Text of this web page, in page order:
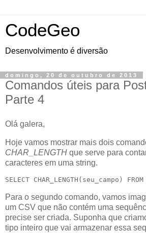
CodeGeo
Desenvolvimento é diversão
domingo, 20 de outubro de 2013
Comandos úteis para
Parte 4
Olá galera,
Hoje vamos mostrar mais dois
CHAR_LENGTH que serve para
caracteres em uma string.
SELECT CHAR_LENGTH(seu_campo)
Para o segundo comando, vamos
um CSV que não contém uma
precise ser criada. Suponha que
tipo inteiro que vai armazenar essa